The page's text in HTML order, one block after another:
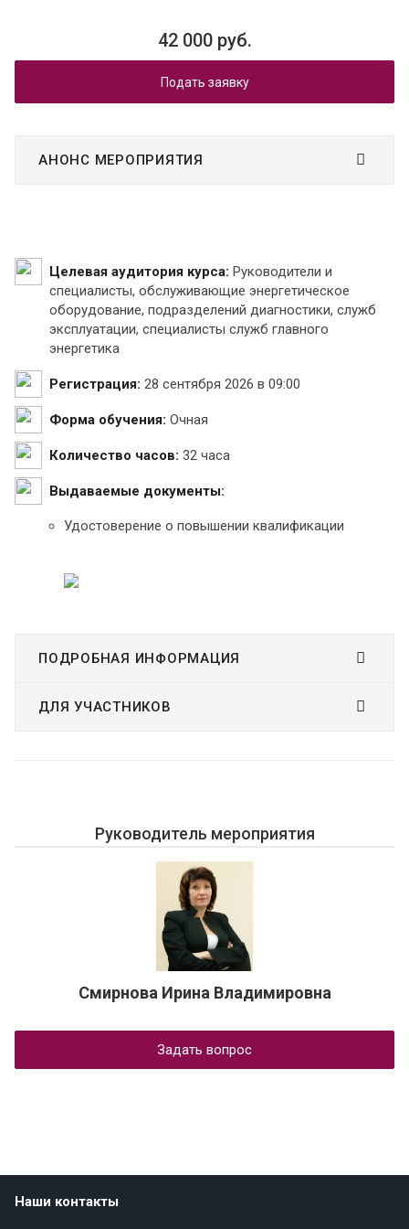
42 000 руб.
Подать заявку
АНОНС МЕРОПРИЯТИЯ
Целевая аудитория курса: Руководители и
специалисты, обслуживающие энергетическое
оборудование, подразделений диагностики, служб
эксплуатации, специалисты служб главного
энергетика
Регистрация: 28 сентября 2026 в 09:00
Форма обучения: Очная
Количество часов: 32 часа
Выдаваемые документы:
Удостоверение о повышении квалификации
ПОДРОБНАЯ ИНФОРМАЦИЯ
ДЛЯ УЧАСТНИКОВ
Руководитель мероприятия
Смирнова Ирина Владимировна
Задать вопрос
Наши контакты